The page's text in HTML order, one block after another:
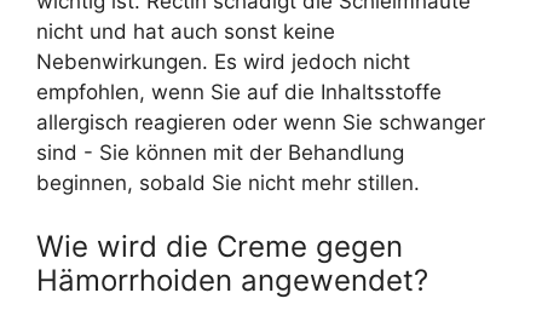
nicht und hat auch sonst keine
Nebenwirkungen. Es wird jedoch nicht
empfohlen, wenn Sie auf die Inhaltsstoffe
allergisch reagieren oder wenn Sie schwanger
sind - Sie können mit der Behandlung
beginnen, sobald Sie nicht mehr stillen.
Wie wird die Creme gegen
Hämorrhoiden angewendet?